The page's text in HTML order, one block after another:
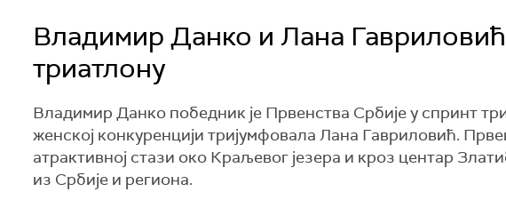
Владимир Данко и Лана
триатлону
Владимир Данко победник је Првенства Србије у спринт
женској конкуренцији тријумфовала Лана Гавриловић.
атрактивној стази око Краљевог језера и кроз центар
из Србије и региона.